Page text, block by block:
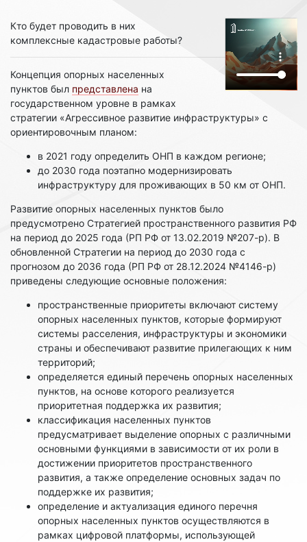
Кто будет проводить в них
комплексные кадастровые работы?
Концепция опорных населенных
пунктов был представлена на
государственном уровне в рамках
стратегии «Агрессивное развитие инфраструктуры» с
ориентировочным планом:
в 2021 году определить ОНП в каждом регионе;
до 2030 года поэтапно модернизировать
инфраструктуру для проживающих в 50 км от ОНП.
Развитие опорных населенных пунктов было
предусмотрено Стратегией пространственного развития РФ
на период до 2025 года (РП РФ от 13.02.2019 №207-р). В
обновленной Стратегии на период до 2030 года с
прогнозом до 2036 года (РП РФ от 28.12.2024 №4146-р)
приведены следующие основные положения:
пространственные приоритеты включают систему
опорных населенных пунктов, которые формируют
системы расселения, инфраструктуры и экономики
страны и обеспечивают развитие прилегающих к ним
территорий;
определяется единый перечень опорных населенных
пунктов, на основе которого реализуется
приоритетная поддержка их развития;
классификация населенных пунктов
предусматривает выделение опорных с различными
основными функциями в зависимости от их роли в
достижении приоритетов пространственного
развития, а также определение основных задач по
поддержке их развития;
определение и актуализация единого перечня
опорных населенных пунктов осуществляются в
рамках цифровой платформы, использующей